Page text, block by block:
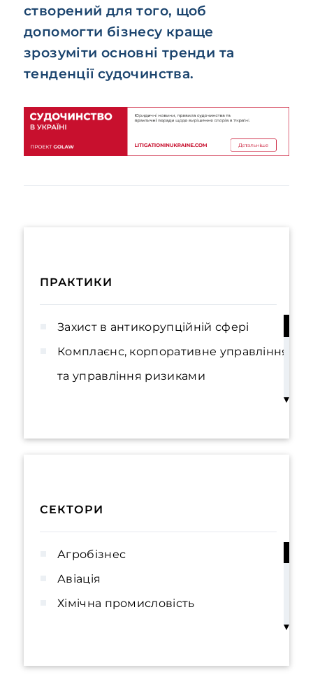
створений для того, щоб
допомогти бізнесу краще
зрозуміти основні тренди та
тенденції судочинства.
ПРАКТИКИ
Захист в антикорупційній сфері
Комплаєнс, корпоративне управління
та управління ризиками
заборгованості
Судова практика
Послуги для власників бізнесу та
СЕКТОРИ
Агробізнес
Авіація
Хімічна промисловість